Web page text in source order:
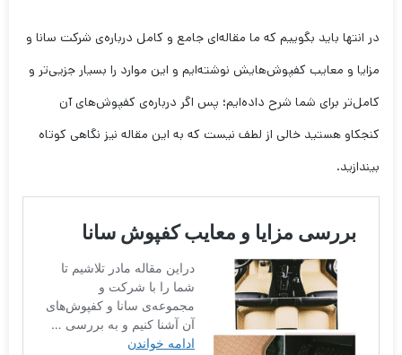
در انتها باید بگوییم که ما مقاله‌ای جامع و کامل درباره‌ی شرکت سانا و
مزایا و معایب کفپوش‌هایش نوشته‌ایم و این موارد را بسیار جزیی‌تر و
کامل‌تر برای شما شرح داده‌ایم؛ پس اگر درباره‌ی کفپوش‌های آن
کنجکاو هستید خالی از لطف نیست که به این مقاله نیز نگاهی کوتاه
بیندازید.